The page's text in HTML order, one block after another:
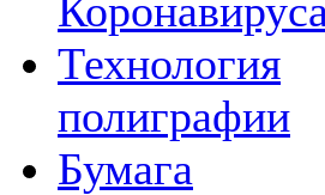
Коронавируса
Технология
полиграфии
Бумага